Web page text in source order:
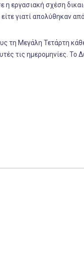
εργασιακή σχέση
γιατί απολύθηκαν
Μεγάλη Τετάρτη
τις ημερομηνίες.